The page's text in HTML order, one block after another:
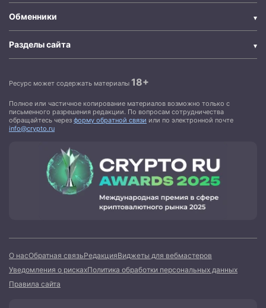
Обменники
Разделы сайта
Ресурс может содержать материалы 18+
Полное или частичное копирование материалов возможно только с
письменного разрешения редакции. По вопросам сотрудничества
обращайтесь через форму обратной связи или по электронной почте
info@crypto.ru
О насОбратная связьРедакцияВиджеты для вебмастеров
Уведомления о рискахПолитика обработки персональных данных
Правила сайта